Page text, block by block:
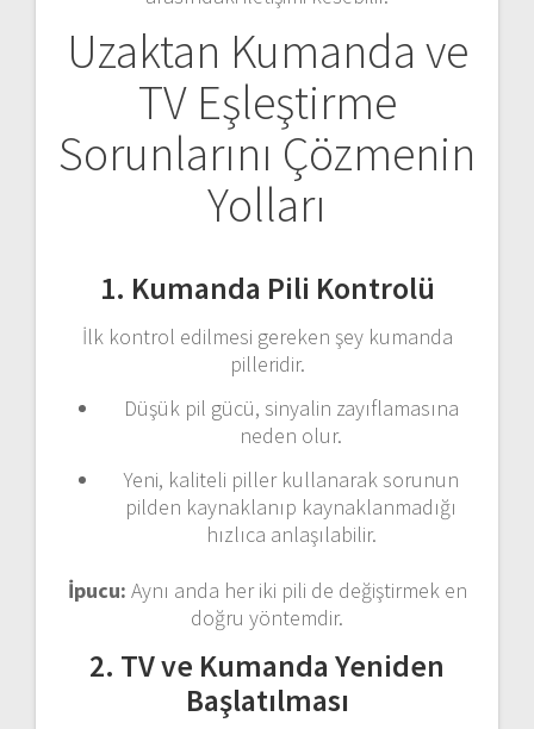
Uzaktan Kumanda ve
TV Eşleştirme
Sorunlarını Çözmenin
Yolları
1. Kumanda Pili Kontrolü
İlk kontrol edilmesi gereken şey kumanda
pilleridir.
Düşük pil gücü, sinyalin zayıflamasına
neden olur.
Yeni, kaliteli piller kullanarak sorunun
pilden kaynaklanıp kaynaklanmadığı
hızlıca anlaşılabilir.
İpucu: Aynı anda her iki pili de değiştirmek en
doğru yöntemdir.
2. TV ve Kumanda Yeniden
Başlatılması